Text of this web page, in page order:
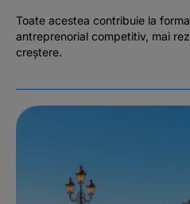
Toate acestea contribuie la
antreprenorial competitiv, mai
creștere.